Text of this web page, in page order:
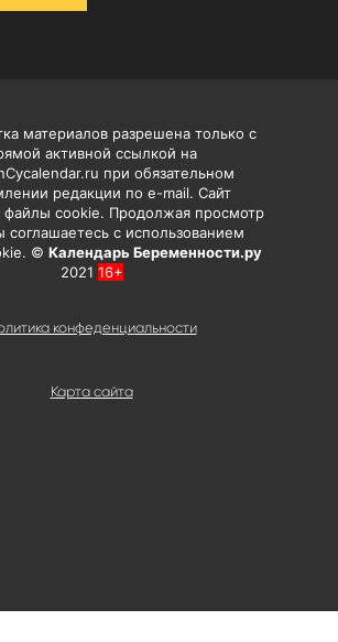
Карта сайта
материалов разрешена только с
активной ссылкой на
при обязательном
редакции по e-mail. Сайт
файлы cookie. Продолжая просмотр
соглашаетесь с использованием
© Календарь Беременности.ру
2021 16+
конфеденциальности